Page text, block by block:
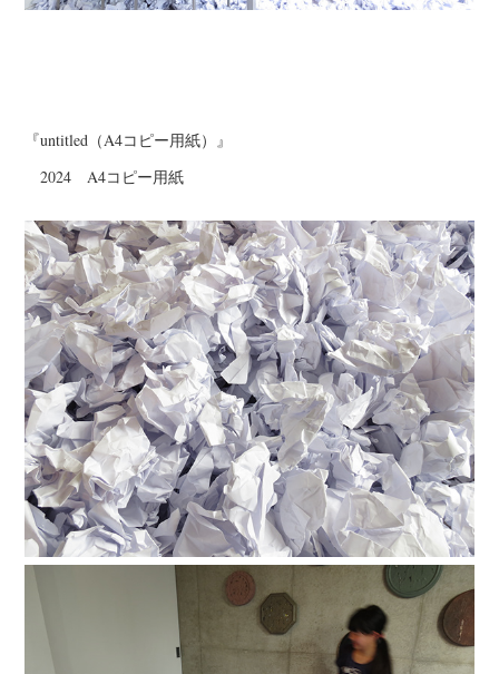
『untitled（A4コピー用紙）』
2024 A4コピー用紙